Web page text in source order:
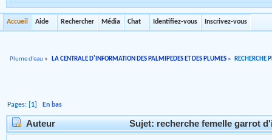
Accueil Aide Rechercher Média Chat Identifiez-vous Inscrivez-vous
Plume d'eau » LA CENTRALE D'INFORMATION DES PALMIPEDES ET DES PLUMES » RECHERCHE
Pages: [ 1 ]En bas
Auteur Sujet: recherche femelle garrot